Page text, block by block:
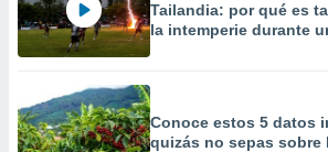
Tailandia: por qué es
la intemperie durante
Conoce estos 5 datos
quizás no sepas sobre